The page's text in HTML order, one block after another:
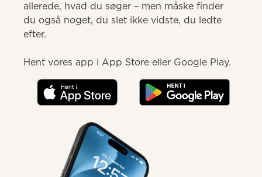
allerede, hvad du søger – men måske finder
du også noget, du slet ikke vidste, du ledte
efter.
Hent vores app i App Store eller Google Play.